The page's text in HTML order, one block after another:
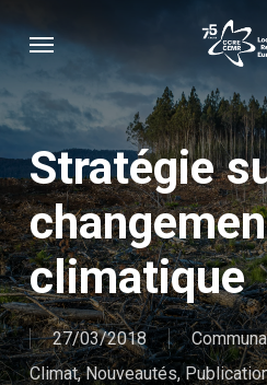
content
Menu
Stratégie
climatique
27/03/2018
Climat,Nouveautés,